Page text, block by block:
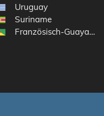
Uruguay
Suriname
Französisch-Guayana